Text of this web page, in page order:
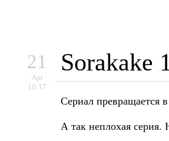
21
Apr
10:17
Sorakake
Сериал превращается
А так неплохая